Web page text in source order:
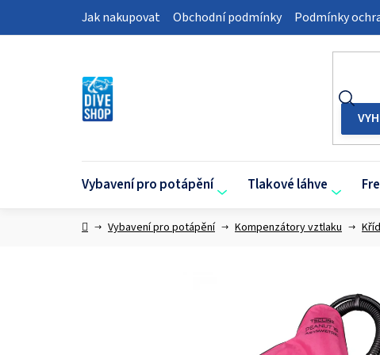
Jak nakupovat Obchodní podmínky Podmínky
Vybavení pro potápění Tlakové láhve
DomůVybavení pro potápění Kompenzátory vztlaku